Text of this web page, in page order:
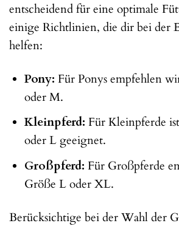
entscheidend für eine optimale
einige Richtlinien, die dir bei der
helfen:
Pony: Für Ponys empfehlen
oder M.
Kleinpferd: Für Kleinpferde
oder L geeignet.
Großpferd: Für Großpferde
Größe L oder XL.
Berücksichtige bei der Wahl der